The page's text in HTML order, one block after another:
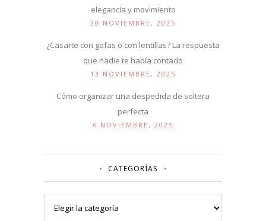
elegancia y movimiento
20 NOVIEMBRE, 2025
¿Casarte con gafas o con lentillas? La respuesta
que nadie te había contado
13 NOVIEMBRE, 2025
Cómo organizar una despedida de soltera
perfecta
6 NOVIEMBRE, 2025
CATEGORÍAS